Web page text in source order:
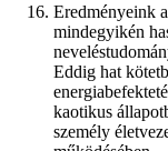
Eredményeink
mindegyikén
Eddig hat
kaotikus
személy